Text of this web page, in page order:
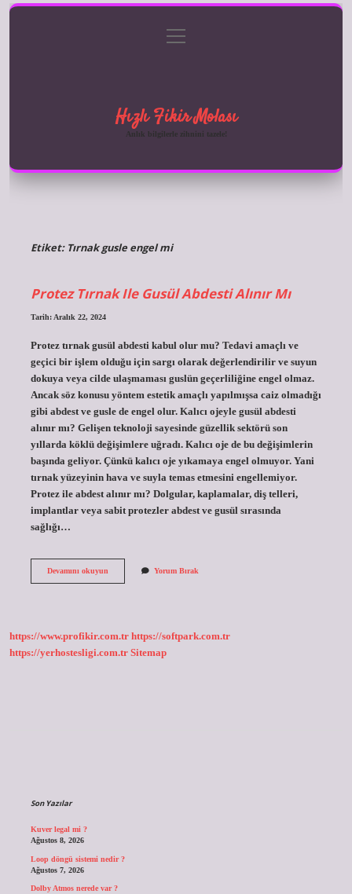
Gizlilik Politikası
menüyü
aç
Hızlı Fikir Molası
Anlık bilgilerle zihnini tazele!
Etiket: Tırnak gusle engel mi
Protez Tırnak Ile Gusül Abdesti Alınır Mı
Tarih: Aralık 22, 2024
Protez tırnak gusül abdesti kabul olur mu? Tedavi amaçlı ve
geçici bir işlem olduğu için sargı olarak değerlendirilir ve suyun
dokuya veya cilde ulaşmaması guslün geçerliliğine engel olmaz.
Ancak söz konusu yöntem estetik amaçlı yapılmışsa caiz olmadığı
gibi abdest ve gusle de engel olur. Kalıcı ojeyle gusül abdesti
alınır mı? Gelişen teknoloji sayesinde güzellik sektörü son
yıllarda köklü değişimlere uğradı. Kalıcı oje de bu değişimlerin
başında geliyor. Çünkü kalıcı oje yıkamaya engel olmuyor. Yani
tırnak yüzeyinin hava ve suyla temas etmesini engellemiyor.
Protez ile abdest alınır mı? Dolgular, kaplamalar, diş telleri,
implantlar veya sabit protezler abdest ve gusül sırasında
sağlığı…
Devamını okuyunProtez
Mı
Yorum Bırak
https://www.profikir.com.tr https://softpark.com.tr
https://yerhostesligi.com.tr Sitemap
Son Yazılar
Kuver legal mi ?
Ağustos 8, 2026
Loop döngü sistemi nedir ?
Ağustos 7, 2026
Dolby Atmos nerede var ?